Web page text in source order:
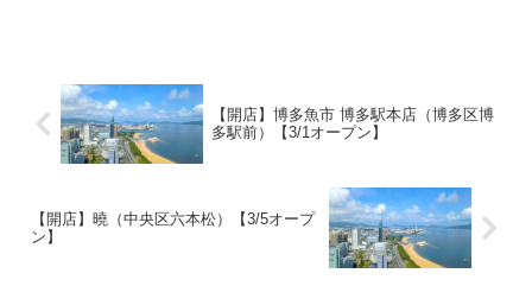
【開店】博多魚市 博多駅本店（博多区博
多駅前）【3/1オープン】
【開店】曉（中央区六本松）【3/5オープ
ン】